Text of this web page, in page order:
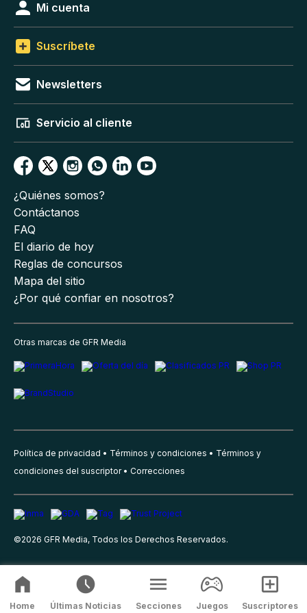
Mi cuenta
Suscríbete
Newsletters
Servicio al cliente
¿Quiénes somos?
Contáctanos
FAQ
El diario de hoy
Reglas de concursos
Mapa del sitio
¿Por qué confiar en nosotros?
Otras marcas de GFR Media
Política de privacidad Términos y condiciones
Términos y
condiciones del suscriptor
Correcciones
©2026 GFR Media, Todos los Derechos Reservados.
Home Últimas Noticias Secciones Juegos Suscriptores